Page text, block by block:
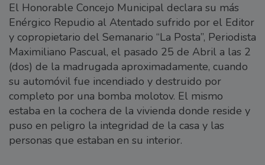
El Honorable Concejo Municipal declara su más
Enérgico Repudio al Atentado sufrido por el Editor
y copropietario del Semanario “La Posta”, Periodista
Maximiliano Pascual, el pasado 25 de Abril a las 2
(dos) de la madrugada aproximadamente, cuando
su automóvil fue incendiado y destruido por
completo por una bomba molotov. El mismo
estaba en la cochera de la vivienda donde reside y
puso en peligro la integridad de la casa y las
personas que estaban en su interior.